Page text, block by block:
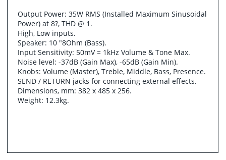
Output Power: 35W RMS (Installed Maximum Sinusoidal
Power) at 8?, THD @ 1.
High, Low inputs.
Speaker: 10 "8Ohm (Bass).
Input Sensitivity: 50mV = 1kHz Volume & Tone Max.
Noise level: -37dB (Gain Max), -65dB (Gain Min).
Knobs: Volume (Master), Treble, Middle, Bass, Presence.
SEND / RETURN jacks for connecting external effects.
Dimensions, mm: 382 x 485 x 256.
Weight: 12.3kg.